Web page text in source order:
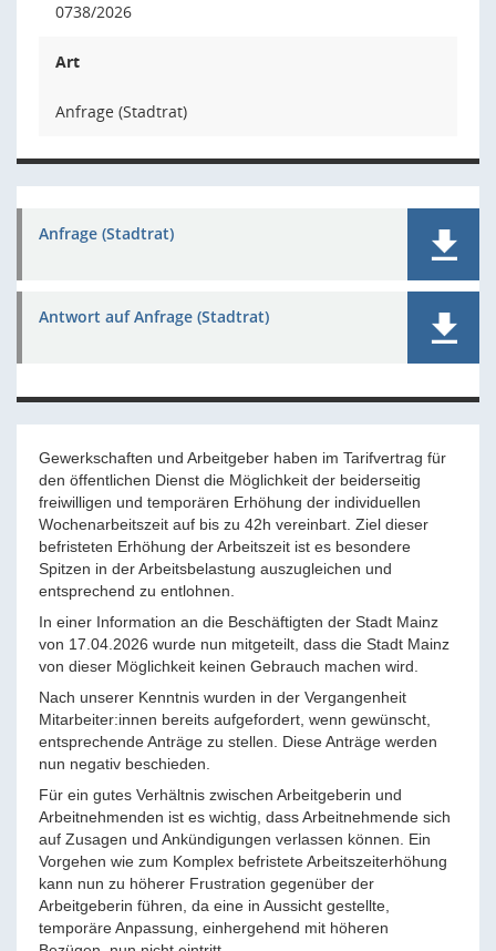
0738/2026
Art
Anfrage (Stadtrat)
Anfrage (Stadtrat)
Antwort auf Anfrage (Stadtrat)
Gewerkschaften und Arbeitgeber haben im Tarifvertrag für
den öffentlichen Dienst die Möglichkeit der beiderseitig
freiwilligen und temporären Erhöhung der individuellen
Wochenarbeitszeit auf bis zu 42h vereinbart. Ziel dieser
befristeten Erhöhung der Arbeitszeit ist es besondere
Spitzen in der Arbeitsbelastung auszugleichen und
entsprechend zu entlohnen.
In einer Information an die Beschäftigten der Stadt Mainz
von 17.04.2026 wurde nun mitgeteilt, dass die Stadt Mainz
von dieser Möglichkeit keinen Gebrauch machen wird.
Nach unserer Kenntnis wurden in der Vergangenheit
Mitarbeiter:innen bereits aufgefordert, wenn gewünscht,
entsprechende Anträge zu stellen. Diese Anträge werden
nun negativ beschieden.
Für ein gutes Verhältnis zwischen Arbeitgeberin und
Arbeitnehmenden ist es wichtig, dass Arbeitnehmende sich
auf Zusagen und Ankündigungen verlassen können. Ein
Vorgehen wie zum Komplex befristete Arbeitszeiterhöhung
kann nun zu höherer Frustration gegenüber der
Arbeitgeberin führen, da eine in Aussicht gestellte,
temporäre Anpassung, einhergehend mit höheren